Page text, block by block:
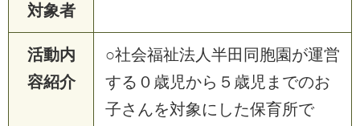
対象者
活動内
容紹介
○社会福祉法人半田同胞園が運営
する０歳児から５歳児までのお
子さんを対象にした保育所で